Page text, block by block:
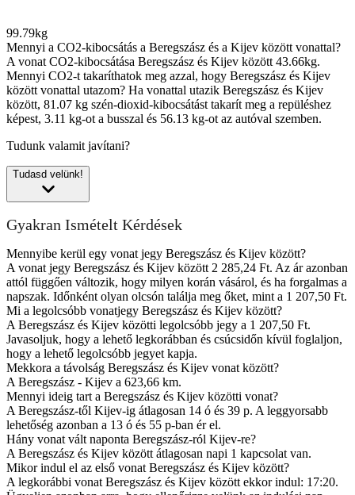
99.79kg
Mennyi a CO2-kibocsátás a Beregszász és a Kijev között vonattal?
A vonat CO2-kibocsátása Beregszász és Kijev között 43.66kg.
Mennyi CO2-t takaríthatok meg azzal, hogy Beregszász és Kijev
között vonattal utazom? Ha vonattal utazik Beregszász és Kijev
között, 81.07 kg szén-dioxid-kibocsátást takarít meg a repüléshez
képest, 3.11 kg-ot a busszal és 56.13 kg-ot az autóval szemben.
Tudunk valamit javítani?
Tudasd velünk!
Gyakran Ismételt Kérdések
Mennyibe kerül egy vonat jegy Beregszász és Kijev között?
A vonat jegy Beregszász és Kijev között 2 285,24 Ft. Az ár azonban
attól függően változik, hogy milyen korán vásárol, és ha forgalmas a
napszak. Időnként olyan olcsón találja meg őket, mint a 1 207,50 Ft.
Mi a legolcsóbb vonatjegy Beregszász és Kijev között?
A Beregszász és Kijev közötti legolcsóbb jegy a 1 207,50 Ft.
Javasoljuk, hogy a lehető legkorábban és csúcsidőn kívül foglaljon,
hogy a lehető legolcsóbb jegyet kapja.
Mekkora a távolság Beregszász és Kijev vonat között?
A Beregszász - Kijev a 623,66 km.
Mennyi ideig tart a Beregszász és Kijev közötti vonat?
A Beregszász-től Kijev-ig átlagosan 14 ó és 39 p. A leggyorsabb
lehetőség azonban a 13 ó és 55 p-ban ér el.
Hány vonat vált naponta Beregszász-ról Kijev-re?
A Beregszász és Kijev között átlagosan napi 1 kapcsolat van.
Mikor indul el az első vonat Beregszász és Kijev között?
A legkorábbi vonat Beregszász és Kijev között ekkor indul: 17:20.